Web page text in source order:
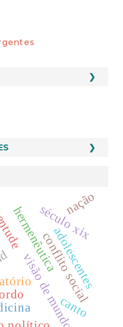
visão de mundo
hermenêuticaconflito social
adolescentes
século xix
canto
nação